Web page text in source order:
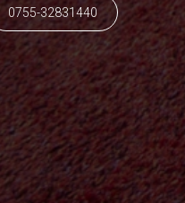
0755-32831440